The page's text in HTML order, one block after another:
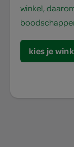
winkel,
kies je